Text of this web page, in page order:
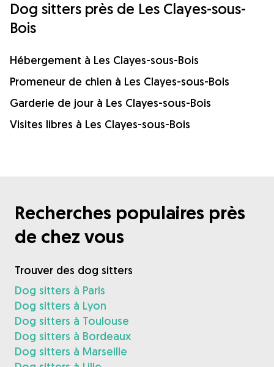
Dog sitters près de Les Clayes-sous-
Bois
Hébergement à Les Clayes-sous-Bois
Promeneur de chien à Les Clayes-sous-Bois
Garderie de jour à Les Clayes-sous-Bois
Visites libres à Les Clayes-sous-Bois
Recherches populaires près
de chez vous
Trouver des dog sitters
Dog sitters à Paris
Dog sitters à Lyon
Dog sitters à Toulouse
Dog sitters à Bordeaux
Dog sitters à Marseille